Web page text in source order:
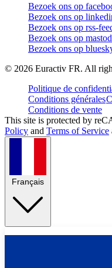
Bezoek ons op
Bezoek ons op
Bezoek ons op rss-
Bezoek ons op
Bezoek ons op
© 2026 Euractiv FR. All
Politique de
Conditions générales
Conditions de vente
This site is protected by
Policy and Terms of Service
Français